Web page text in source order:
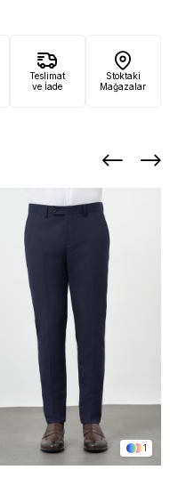
Teslimat
ve İade
Stoktaki
Mağazalar
1